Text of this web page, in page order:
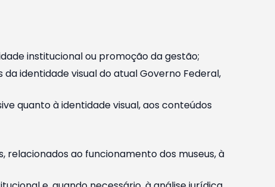
institucional ou promoção da gestão;
identidade visual do atual Governo Federal,
quanto à identidade visual, aos conteúdos
ao funcionamento dos museus, à